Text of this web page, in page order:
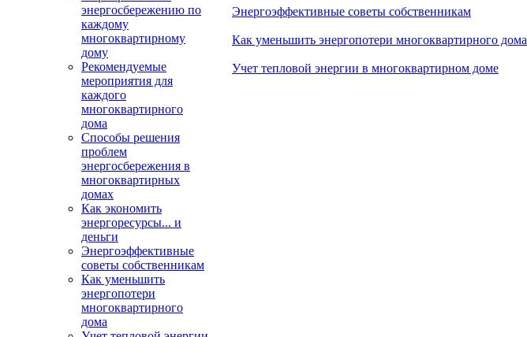
энергосбережению по
каждому
многоквартирному
дому
Рекомендуемые
мероприятия для
каждого
многоквартирного
дома
Способы решения
проблем
энергосбережения в
многоквартирных
домах
Как экономить
энергоресурсы... и
деньги
Энергоэффективные
советы собственникам
Как уменьшить
энергопотери
многоквартирного
дома
Энергоэффективные советы собственникам
Как уменьшить энергопотери многоквартирного дома
Учет тепловой энергии в многоквартирном доме